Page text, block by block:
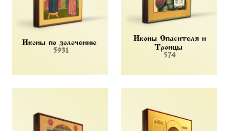
Иконы по золочению
5931
Иконы Спасителя и
Троицы
574